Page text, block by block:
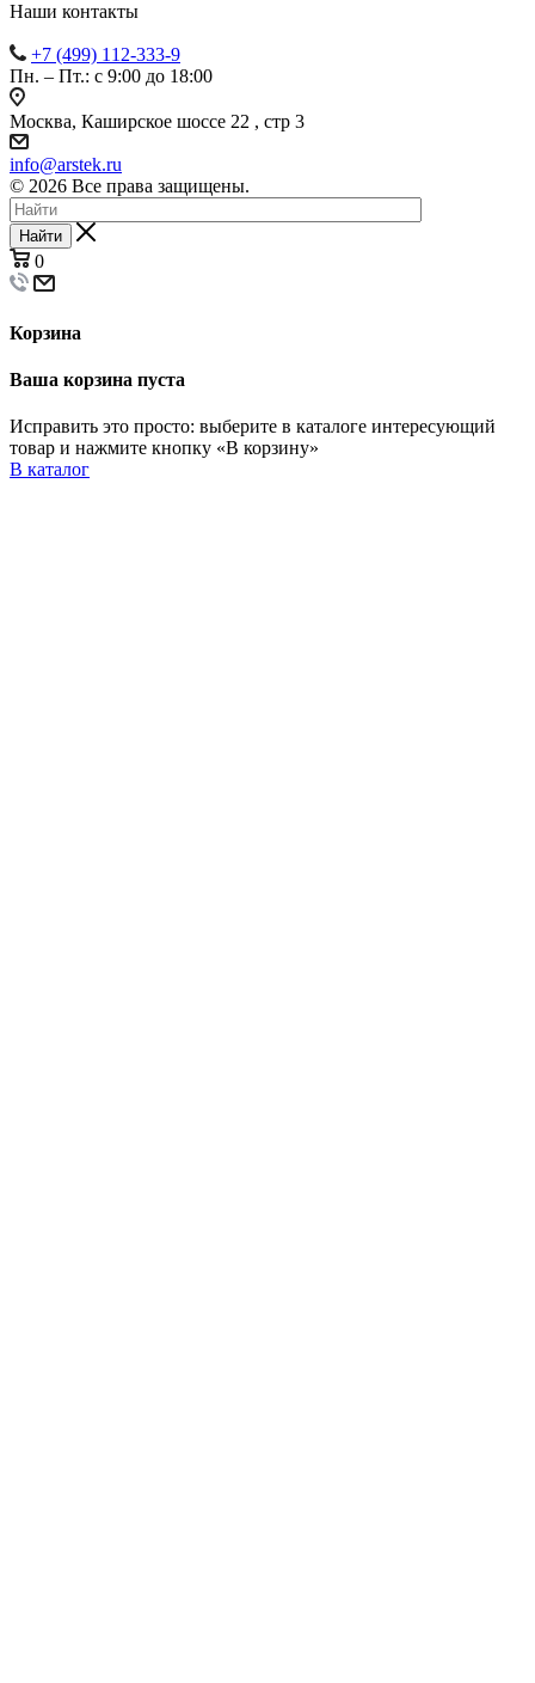
Наши контакты
+7 (499) 112-333-9
Пн. – Пт.: с 9:00 до 18:00
Москва, Каширское шоссе 22 , стр 3
info@arstek.ru
© 2026 Все права защищены.
Найти
0
Корзина
Ваша корзина пуста
Исправить это просто: выберите в каталоге интересующий
товар и нажмите кнопку «В корзину»
В каталог